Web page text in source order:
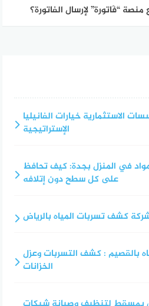
“فَاتورة” لإرسال الفاتورة؟
الاستثمارية خيارات الفانيليا
الإستراتيجية
في المنزل بجدة: كيف تحافظ
على كل سطح دون إتلافه
كشف تسربات المياه بالرياض
بالقصيم : كشف التسربات وعزل
الخزانات